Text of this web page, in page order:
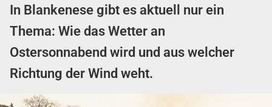
In Blankenese gibt es aktuell nur ein
Thema: Wie das Wetter an
Ostersonnabend wird und aus welcher
Richtung der Wind weht.